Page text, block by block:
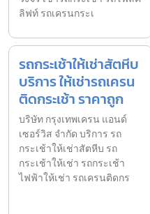
ลิฟท์ รถเครนกระเ
รถกระเช้าให้เช่าสัตหีบ
บริการ ให้เช่ารถเครน
ติดกระเช้า ราคาถูก
บริษัท กรุงเทพเครน แอนด์
เซอร์วิส จำกัด บริการ รถ
กระเช้าให้เช่าสัตหีบ รถ
กระเช้าให้เช่า รถกระเช้า
ไฟฟ้าให้เช่า รถเครนติดกร